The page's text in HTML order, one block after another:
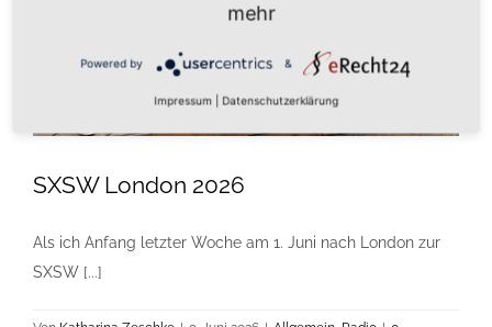
SXSW London 2026
Als ich Anfang letzter Woche am 1. Juni nach London zur
SXSW [...]
mehr
Powered by &
Impressum Datenschutzerklärung